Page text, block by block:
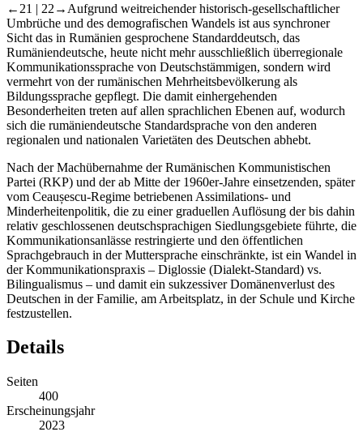
←21 | 22→ Aufgrund weitreichender historisch-gesellschaftlicher
Umbrüche und des demografischen Wandels ist aus synchroner
Sicht das in Rumänien gesprochene Standarddeutsch, das
Rumäniendeutsche, heute nicht mehr ausschließlich überregionale
Kommunikationssprache von Deutschstämmigen, sondern wird
vermehrt von der rumänischen Mehrheitsbevölkerung als
Bildungssprache gepflegt. Die damit einhergehenden
Besonderheiten treten auf allen sprachlichen Ebenen auf, wodurch
sich die rumäniendeutsche Standardsprache von den anderen
regionalen und nationalen Varietäten des Deutschen abhebt.
Nach der Machübernahme der Rumänischen Kommunistischen
Partei (RKP) und der ab Mitte der 1960er-Jahre einsetzenden, später
vom Ceaușescu-Regime betriebenen Assimilations- und
Minderheitenpolitik, die zu einer graduellen Auflösung der bis dahin
relativ geschlossenen deutschsprachigen Siedlungsgebiete führte, die
Kommunikationsanlässe restringierte und den öffentlichen
Sprachgebrauch in der Muttersprache einschränkte, ist ein Wandel in
der Kommunikationspraxis – Diglossie (Dialekt-Standard) vs.
Bilingualismus – und damit ein sukzessiver Domänenverlust des
Deutschen in der Familie, am Arbeitsplatz, in der Schule und Kirche
festzustellen.
Details
Seiten
400
Erscheinungsjahr
2023